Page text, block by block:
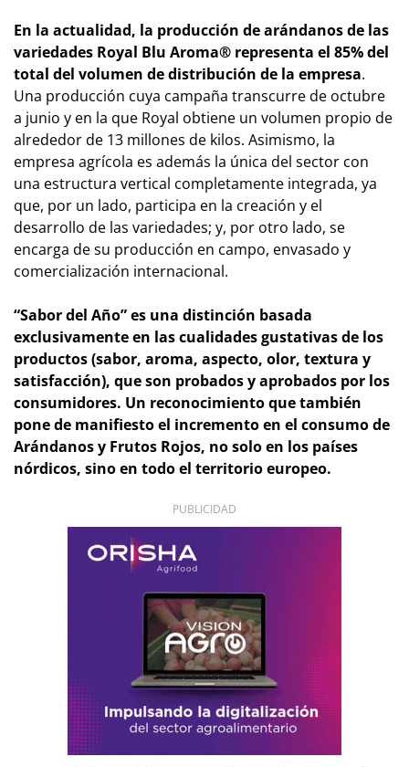
En la actualidad, la producción de arándanos de las
variedades Royal Blu Aroma® representa el 85% del
total del volumen de distribución de la empresa.
Una producción cuya campaña transcurre de octubre
a junio y en la que Royal obtiene un volumen propio de
alrededor de 13 millones de kilos. Asimismo, la
empresa agrícola es además la única del sector con
una estructura vertical completamente integrada, ya
que, por un lado, participa en la creación y el
desarrollo de las variedades; y, por otro lado, se
encarga de su producción en campo, envasado y
comercialización internacional.
“Sabor del Año” es una distinción basada
exclusivamente en las cualidades gustativas de los
productos (sabor, aroma, aspecto, olor, textura y
satisfacción), que son probados y aprobados por los
consumidores. Un reconocimiento que también
pone de manifiesto el incremento en el consumo de
Arándanos y Frutos Rojos, no solo en los países
nórdicos, sino en todo el territorio europeo.
PUBLICIDAD